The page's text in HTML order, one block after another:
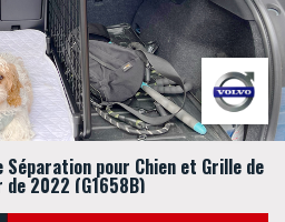
Séparation pour Chien et Grille de
2022 (G1658B)